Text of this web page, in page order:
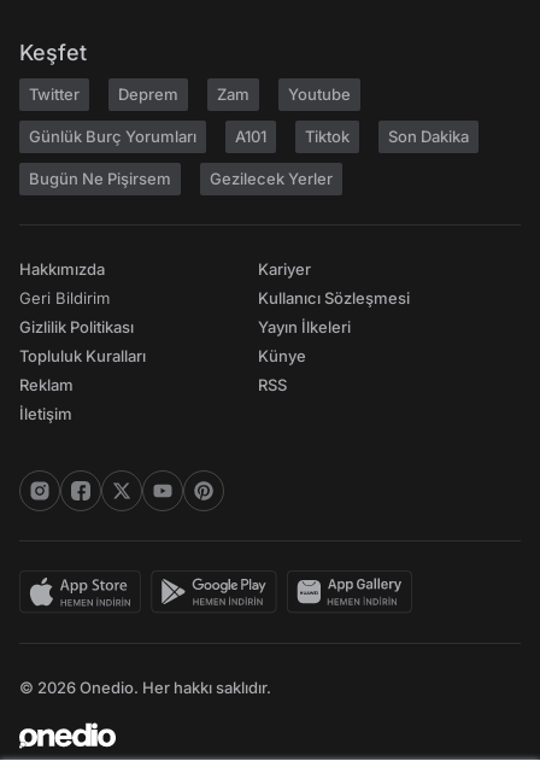
Keşfet
Twitter Deprem Zam Youtube
Günlük Burç Yorumları A101 Tiktok Son Dakika
Bugün Ne Pişirsem Gezilecek Yerler
Hakkımızda
Geri Bildirim
Gizlilik Politikası
Topluluk Kuralları
Reklam
İletişim
Kariyer
Kullanıcı Sözleşmesi
Yayın İlkeleri
Künye
RSS
© 2026 Onedio. Her hakkı saklıdır.